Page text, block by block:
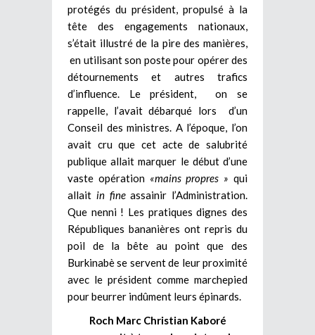
protégés du président, propulsé à la
tête des engagements nationaux,
s’était illustré de la pire des manières,
en utilisant son poste pour opérer des
détournements et autres trafics
d’influence. Le président, on se
rappelle, l’avait débarqué lors d’un
Conseil des ministres. A l’époque, l’on
avait cru que cet acte de salubrité
publique allait marquer le début d’une
vaste opération «mains propres » qui
allait in fineassainir l’Administration.
Que nenni ! Les pratiques dignes des
Républiques bananières ont repris du
poil de la bête au point que des
Burkinabè se servent de leur proximité
avec le président comme marchepied
pour beurrer indûment leurs épinards.
Roch Marc Christian Kaboré